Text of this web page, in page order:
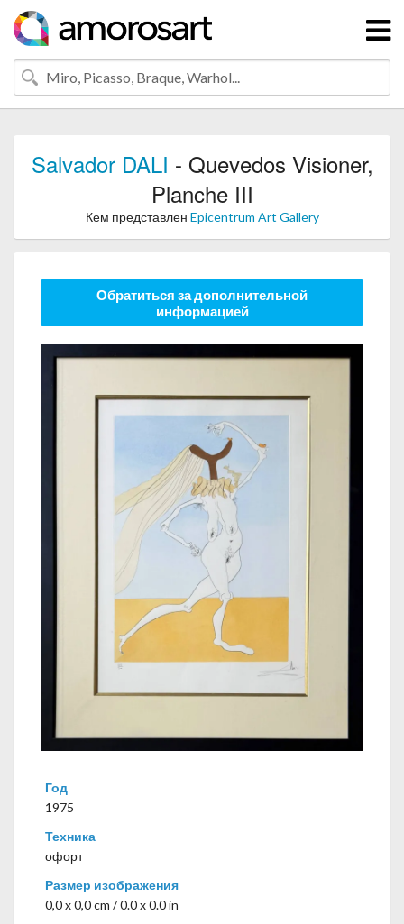
Salvador DALI - Quevedos Visioner,
Planche III
Кем представлен Epicentrum Art Gallery
Обратиться за дополнительной
информацией
Год
1975
Техника
офорт
Размер изображения
0,0 x 0,0 cm / 0.0 x 0.0 in